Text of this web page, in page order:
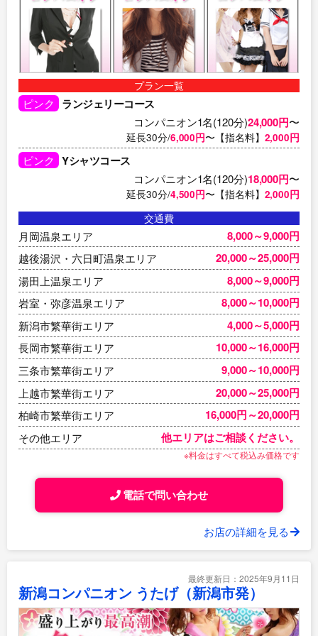
プラン一覧
ピンク ランジェリーコース
コンパニオン1名(120分)24,000円〜
延長30分/6,000円〜【指名料】 2,000円
ピンク Yシャツコース
コンパニオン1名(120分)18,000円〜
延長30分/4,500円〜【指名料】 2,000円
交通費
月岡温泉エリア 8,000～9,000円
越後湯沢・六日町温泉エリア 20,000～25,000円
湯田上温泉エリア 8,000～9,000円
岩室・弥彦温泉エリア 8,000～10,000円
新潟市繁華街エリア 4,000～5,000円
長岡市繁華街エリア 10,000～16,000円
三条市繁華街エリア 9,000～10,000円
上越市繁華街エリア 20,000～25,000円
柏崎市繁華街エリア 16,000円～20,000円
その他エリア 他エリアはご相談ください。
※料金はすべて税込み価格です
電話で問い合わせ
お店の詳細を見る
最終更新日：2025年9月11日
新潟コンパニオン うたげ（新潟市発）